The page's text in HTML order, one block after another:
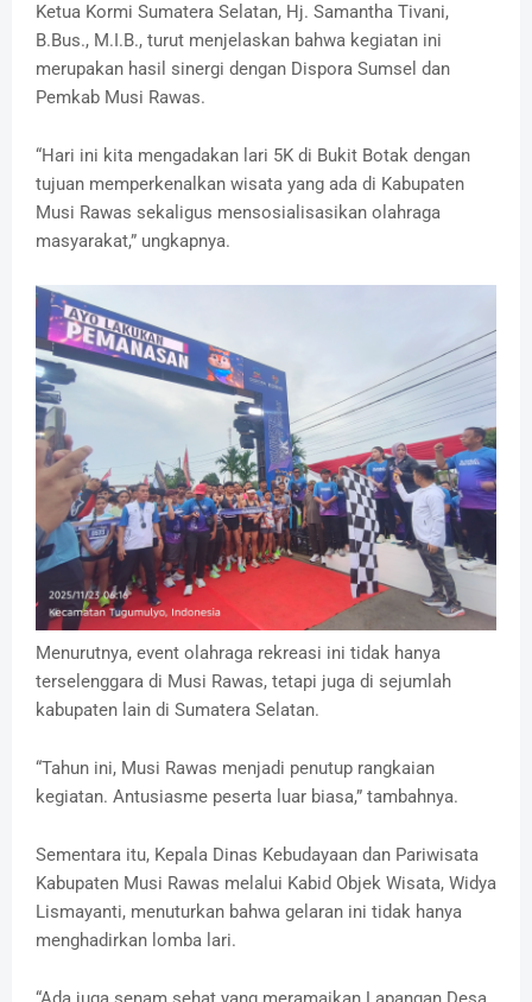
‎Ketua Kormi Sumatera Selatan, Hj. Samantha Tivani,
B.Bus., M.I.B., turut menjelaskan bahwa kegiatan ini
merupakan hasil sinergi dengan Dispora Sumsel dan
Pemkab Musi Rawas.
‎“Hari ini kita mengadakan lari 5K di Bukit Botak dengan
tujuan memperkenalkan wisata yang ada di Kabupaten
Musi Rawas sekaligus mensosialisasikan olahraga
masyarakat,” ungkapnya.
Menurutnya, event olahraga rekreasi ini tidak hanya
terselenggara di Musi Rawas, tetapi juga di sejumlah
kabupaten lain di Sumatera Selatan.
‎“Tahun ini, Musi Rawas menjadi penutup rangkaian
kegiatan. Antusiasme peserta luar biasa,” tambahnya.
‎Sementara itu, Kepala Dinas Kebudayaan dan Pariwisata
Kabupaten Musi Rawas melalui Kabid Objek Wisata, Widya
Lismayanti, menuturkan bahwa gelaran ini tidak hanya
menghadirkan lomba lari.